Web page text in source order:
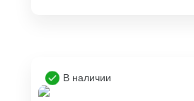
В наличии